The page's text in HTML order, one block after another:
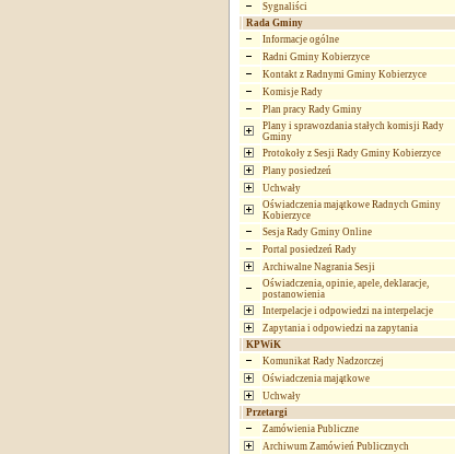
Sygnaliści
Rada Gminy
Informacje ogólne
Radni Gminy Kobierzyce
Kontakt z Radnymi Gminy Kobierzyce
Komisje Rady
Plan pracy Rady Gminy
Plany i sprawozdania stałych komisji Rady
Gminy
Protokoły z Sesji Rady Gminy Kobierzyce
Plany posiedzeń
Uchwały
Oświadczenia majątkowe Radnych Gminy
Kobierzyce
Sesja Rady Gminy Online
Portal posiedzeń Rady
Archiwalne Nagrania Sesji
Oświadczenia, opinie, apele, deklaracje,
postanowienia
Interpelacje i odpowiedzi na interpelacje
Zapytania i odpowiedzi na zapytania
KPWiK
Komunikat Rady Nadzorczej
Oświadczenia majątkowe
Uchwały
Przetargi
Zamówienia Publiczne
Archiwum Zamówień Publicznych